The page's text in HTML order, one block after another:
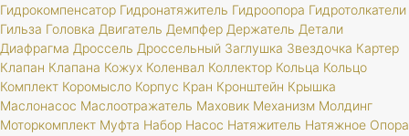
Гидрокомпенсатор Гидронатяжитель Гидроопора Гидротолкатели
Гильза Головка Двигатель Демпфер Держатель Детали
Диафрагма Дроссель Дроссельный Заглушка Звездочка Картер
Клапан Клапана Кожух Коленвал Коллектор Кольца Кольцо
Комплект Коромысло Корпус Кран Кронштейн Крышка
Маслонасос Маслоотражатель Маховик Механизм Молдинг
Моторкомплект Муфта Набор Насос Натяжитель Натяжное Опора